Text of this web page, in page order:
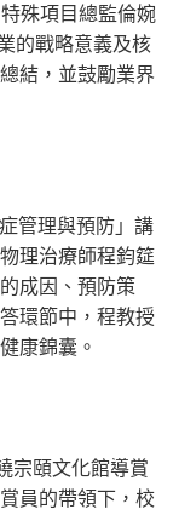
殊項目總監倫婉
的戰略意義及核
結，​​並鼓勵業界
管理與預防」講
理治療師程鈞筵
成因、預防策
環節中，程教授
康錦囊。​
宗頤文化館導賞
員的帶領下，校